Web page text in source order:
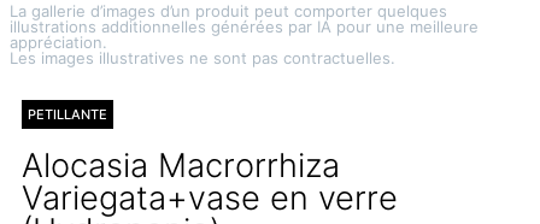
La gallerie d’images d’un produit peut comporter quelques
illustrations additionnelles générées par IA pour une meilleure
appréciation.
Les images illustratives ne sont pas contractuelles.
PETILLANTE
Alocasia Macrorrhiza
Variegata+vase en verre